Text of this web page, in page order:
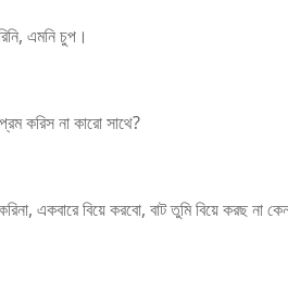
এমনি চুপ।
করিস না কারো সাথে?
একবারে বিয়ে করবো, বাট তুমি বিয়ে করছ না